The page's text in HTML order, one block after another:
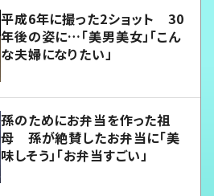
平成6年に撮った2ショット 30
年後の姿に…「美男美女」「こん
な夫婦になりたい」
孫のためにお弁当を作った祖
母 孫が絶賛したお弁当に「美
味しそう」「お弁当すごい」